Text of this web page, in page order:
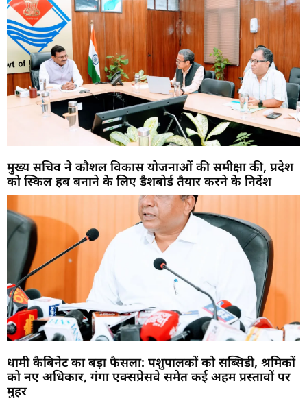
मुख्य सचिव ने कौशल विकास योजनाओं की समीक्षा की, प्रदेश
को स्किल हब बनाने के लिए डैशबोर्ड तैयार करने के निर्देश
धामी कैबिनेट का बड़ा फैसला: पशुपालकों को सब्सिडी, श्रमिकों
को नए अधिकार, गंगा एक्सप्रेसवे समेत कई अहम प्रस्तावों पर
मुहर